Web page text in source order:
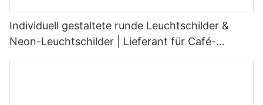
Individuell gestaltete runde Leuchtschilder &
Neon-Leuchtschilder | Lieferant für Café-
Neonbeleuchtung